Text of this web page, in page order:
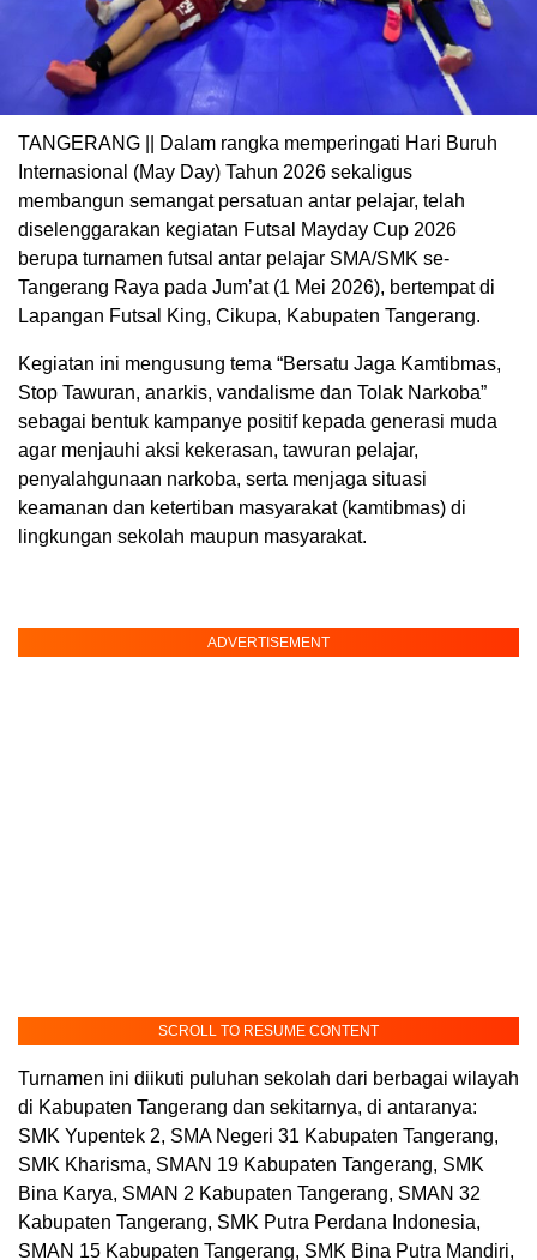
TANGERANG || Dalam rangka memperingati Hari Buruh
Internasional (May Day) Tahun 2026 sekaligus
membangun semangat persatuan antar pelajar, telah
diselenggarakan kegiatan Futsal Mayday Cup 2026
berupa turnamen futsal antar pelajar SMA/SMK se-
Tangerang Raya pada Jum’at (1 Mei 2026), bertempat di
Lapangan Futsal King, Cikupa, Kabupaten Tangerang.
Kegiatan ini mengusung tema “Bersatu Jaga Kamtibmas,
Stop Tawuran, anarkis, vandalisme dan Tolak Narkoba”
sebagai bentuk kampanye positif kepada generasi muda
agar menjauhi aksi kekerasan, tawuran pelajar,
penyalahgunaan narkoba, serta menjaga situasi
keamanan dan ketertiban masyarakat (kamtibmas) di
lingkungan sekolah maupun masyarakat.
ADVERTISEMENT
SCROLL TO RESUME CONTENT
Turnamen ini diikuti puluhan sekolah dari berbagai wilayah
di Kabupaten Tangerang dan sekitarnya, di antaranya:
SMK Yupentek 2, SMA Negeri 31 Kabupaten Tangerang,
SMK Kharisma, SMAN 19 Kabupaten Tangerang, SMK
Bina Karya, SMAN 2 Kabupaten Tangerang, SMAN 32
Kabupaten Tangerang, SMK Putra Perdana Indonesia,
SMAN 15 Kabupaten Tangerang, SMK Bina Putra Mandiri,